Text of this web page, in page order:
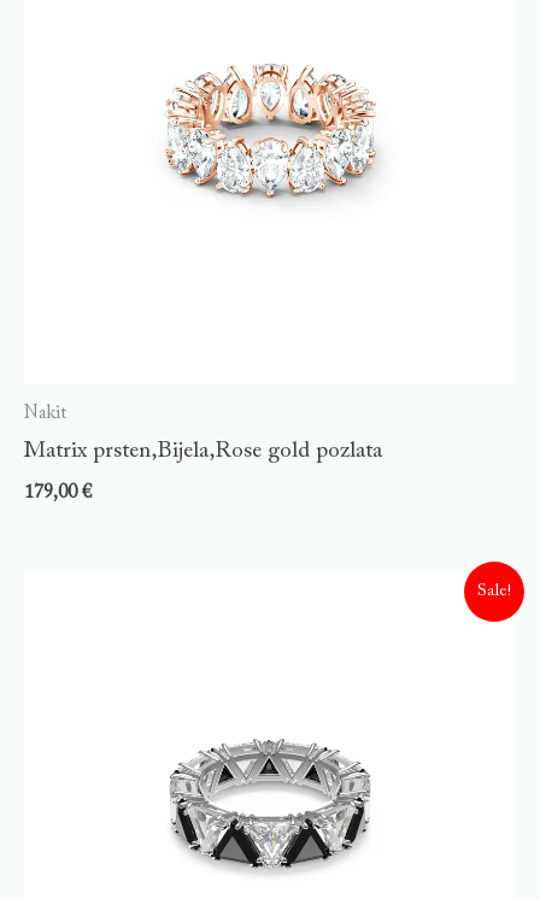
Nakit
Matrix prsten,Bijela,Rose gold pozlata
179,00€
Sale!